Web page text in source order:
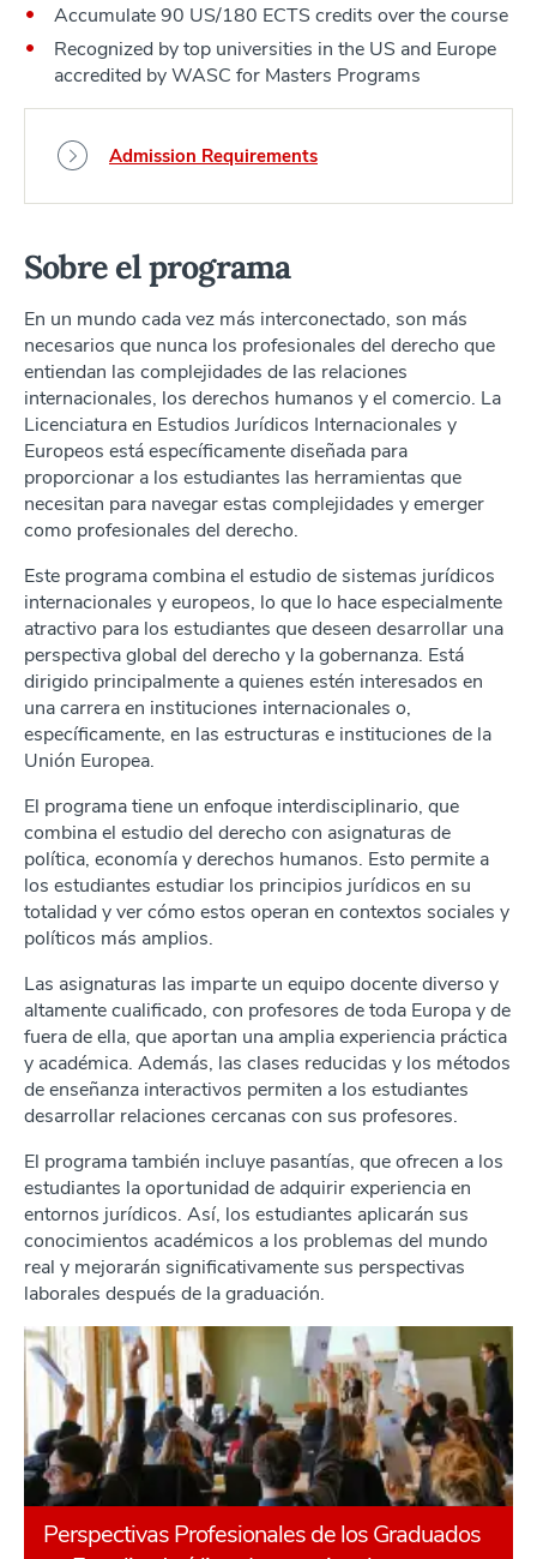
Accumulate 90 US/180 ECTS credits over the course
Recognized by top universities in the US and Europe
accredited by WASC for Masters Programs
Admission Requirements
Sobre el programa
En un mundo cada vez más interconectado, son más
necesarios que nunca los profesionales del derecho que
entiendan las complejidades de las relaciones
internacionales, los derechos humanos y el comercio. La
Licenciatura en Estudios Jurídicos Internacionales y
Europeos está específicamente diseñada para
proporcionar a los estudiantes las herramientas que
necesitan para navegar estas complejidades y emerger
como profesionales del derecho.
Este programa combina el estudio de sistemas jurídicos
internacionales y europeos, lo que lo hace especialmente
atractivo para los estudiantes que deseen desarrollar una
perspectiva global del derecho y la gobernanza. Está
dirigido principalmente a quienes estén interesados en
una carrera en instituciones internacionales o,
específicamente, en las estructuras e instituciones de la
Unión Europea.
El programa tiene un enfoque interdisciplinario, que
combina el estudio del derecho con asignaturas de
política, economía y derechos humanos. Esto permite a
los estudiantes estudiar los principios jurídicos en su
totalidad y ver cómo estos operan en contextos sociales y
políticos más amplios.
Las asignaturas las imparte un equipo docente diverso y
altamente cualificado, con profesores de toda Europa y de
fuera de ella, que aportan una amplia experiencia práctica
y académica. Además, las clases reducidas y los métodos
de enseñanza interactivos permiten a los estudiantes
desarrollar relaciones cercanas con sus profesores.
El programa también incluye pasantías, que ofrecen a los
estudiantes la oportunidad de adquirir experiencia en
entornos jurídicos. Así, los estudiantes aplicarán sus
conocimientos académicos a los problemas del mundo
real y mejorarán significativamente sus perspectivas
laborales después de la graduación.
Perspectivas Profesionales de los Graduados